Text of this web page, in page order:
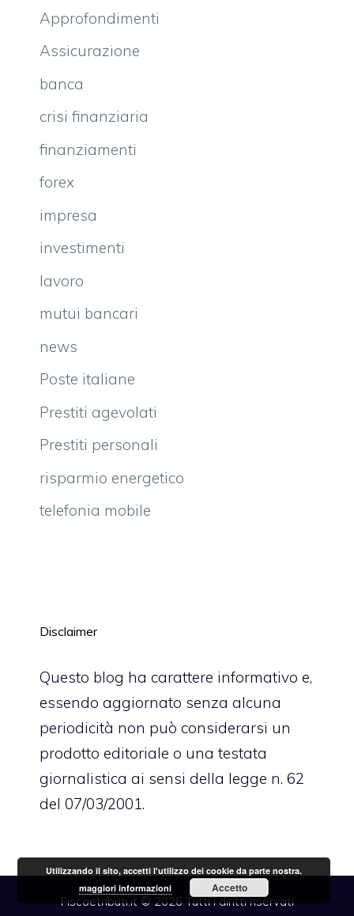
Approfondimenti
Assicurazione
banca
crisi finanziaria
finanziamenti
forex
impresa
investimenti
lavoro
mutui bancari
news
Poste italiane
Prestiti agevolati
Prestiti personali
risparmio energetico
telefonia mobile
Disclaimer
Questo blog ha carattere informativo e,
essendo aggiornato senza alcuna
periodicità non può considerarsi un
prodotto editoriale o una testata
giornalistica ai sensi della legge n. 62
del 07/03/2001.
Fiscoetributi.it © 2026 Tutti i diritti riservati
Utilizzando il sito, accetti l'utilizzo dei cookie da parte nostra.
maggiori informazioni
Accetto